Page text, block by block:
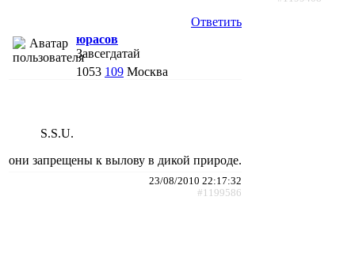
Ответить
юрасов
Завсегдатай
1053 109 Москва
S.S.U.
они запрещены к вылову в дикой природе.
23/08/2010 22:17:32
#1199586